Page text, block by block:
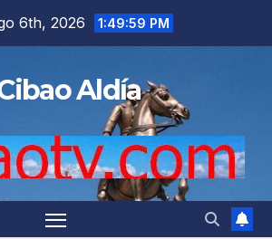
6th, 2026 1:50:00 PM
Aldía